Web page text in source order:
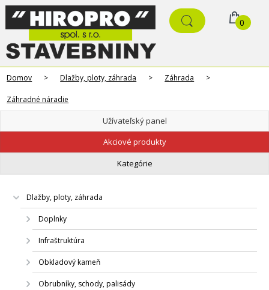
0
Domov > Dlažby, ploty, záhrada > Záhrada >
Záhradné náradie
Užívateľský panel
Akciové produkty
Kategórie
Dlažby, ploty, záhrada
Doplnky
Infraštruktúra
Obkladový kameň
Obrubníky, schody, palisády